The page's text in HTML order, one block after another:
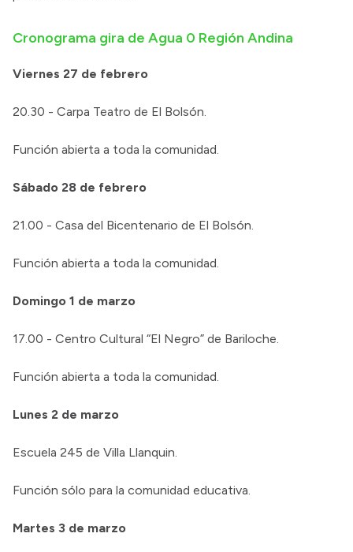
Cronograma gira de Agua 0 Región Andina
Viernes 27 de febrero
20.30 - Carpa Teatro de El Bolsón.
Función abierta a toda la comunidad.
Sábado 28 de febrero
21.00 - Casa del Bicentenario de El Bolsón.
Función abierta a toda la comunidad.
Domingo 1 de marzo
17.00 - Centro Cultural “El Negro” de Bariloche.
Función abierta a toda la comunidad.
Lunes 2 de marzo
Escuela 245 de Villa Llanquin.
Función sólo para la comunidad educativa.
Martes 3 de marzo